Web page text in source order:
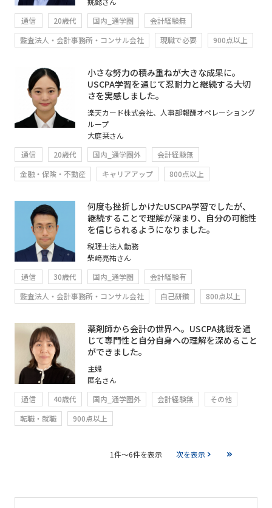
通信
20歳代 国内_通学圏
会計経験無
監査法人・会計事務所・コンサル会社
現職で必要 900点以上
小さな努力の積み重ねが大きな成果に。
USCPA学習を通じて忍耐力と継続する大切
さを実感しました。
楽天カード株式会社、人事部報酬オペレーショング
ループ
大庭栞さん
通信
20歳代 国内_通学圏外
会計経験無
金融・保険・不動産
キャリアアップ 800点以上
何度も挫折しかけたUSCPA学習でしたが、
継続することで理解が深まり、自分の可能性
を信じられるようになりました。
税理士法人勤務
柴﨑亮祐さん
通信
30歳代 国内_通学圏
会計経験有
監査法人・会計事務所・コンサル会社
自己研鑽 800点以上
薬剤師から会計の世界へ。USCPA挑戦を通
じて専門性と自分自身への理解を深めること
ができました。
主婦
匿名さん
通信
40歳代 国内_通学圏外 会計経験無
その他
転職・就職
900点以上
1件～6件を表示 次を表示